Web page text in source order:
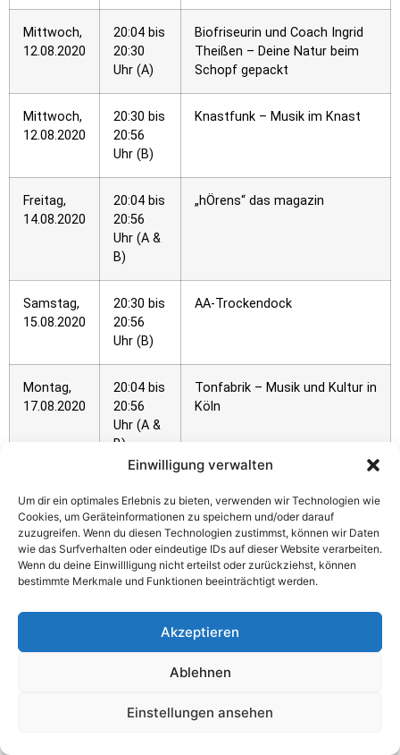
Einwilligung verwalten
Um dir ein optimales Erlebnis zu bieten, verwenden wir Technologien wie
Cookies, um Geräteinformationen zu speichern und/oder darauf
zuzugreifen. Wenn du diesen Technologien zustimmst, können wir Daten
wie das Surfverhalten oder eindeutige IDs auf dieser Website verarbeiten.
Wenn du deine Einwillligung nicht erteilst oder zurückziehst, können
bestimmte Merkmale und Funktionen beeinträchtigt werden.
Akzeptieren
Ablehnen
Einstellungen ansehen
Mittwoch,
12.08.2020
20:04 bis
20:30
Uhr (A)
Biofriseurin und Coach Ingrid
Theißen – Deine Natur beim
Schopf gepackt
Mittwoch,
12.08.2020
20:30 bis
20:56
Uhr (B)
Knastfunk – Musik im Knast
Freitag,
14.08.2020
20:04 bis
20:56
Uhr (A &
B)
„hÖrens“ das magazin
Samstag,
15.08.2020
20:30 bis
20:56
Uhr (B)
AA-Trockendock
Montag,
17.08.2020
20:04 bis
20:56
Uhr (A &
B)
Tonfabrik – Musik und Kultur in
Köln
19.08.2020
20:30
Uhr (A)
Freitag,
20:04 bis
Uhr (A &
„hÖrens“ das magazin
Uhr (B)
offen